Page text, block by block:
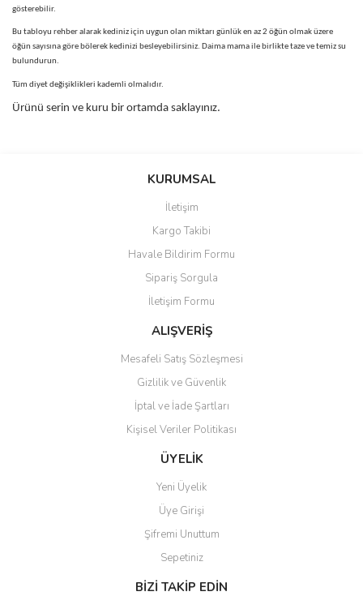
gösterebilir.
Bu tabloyu rehber alarak kediniz için uygun olan miktarı günlük en az 2 öğün olmak üzere
öğün sayısına göre bölerek kedinizi besleyebilirsiniz. Daima mama ile birlikte taze ve temiz su
bulundurun.
Tüm diyet değişiklikleri kademli olmalıdır.
Ürünü serin ve kuru bir ortamda saklayınız.
Bu ürüne ilk yorumu siz yapın!
Ürün resmi kalitesiz, bozuk veya görüntülenemiyor.
Ürün açıklamasında eksik bilgiler bulunuyor.
Ürün bilgilerinde hatalar bulunuyor.
Ürün fiyatı diğer sitelerden daha pahalı.
Bu ürüne benzer farklı alternatifler olmalı.
Gönder
KURUMSAL
İletişim
Kargo Takibi
Havale Bildirim Formu
Sipariş Sorgula
İletişim Formu
ALIŞVERİŞ
Mesafeli Satış Sözleşmesi
Gizlilik ve Güvenlik
İptal ve İade Şartları
Kişisel Veriler Politikası
ÜYELİK
Yeni Üyelik
Üye Girişi
Şifremi Unuttum
Sepetiniz
BİZİ TAKİP EDİN